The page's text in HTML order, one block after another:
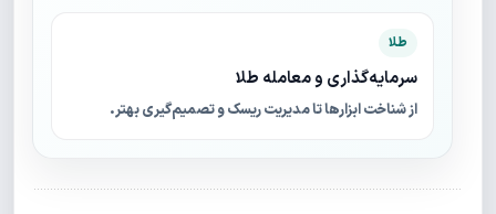
طلا
سرمایه‌گذاری و معامله طلا
از شناخت ابزارها تا مدیریت ریسک و تصمیم‌گیری بهتر.